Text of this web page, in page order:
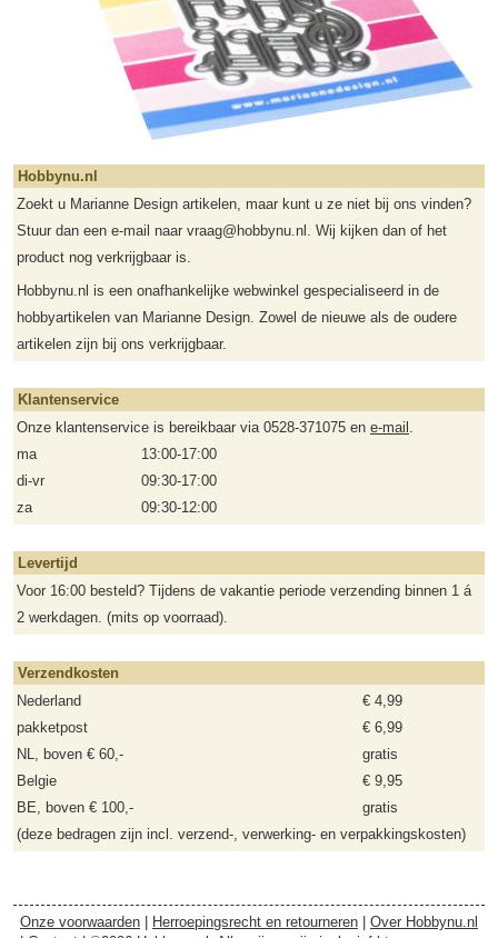
Hobbynu.nl
Zoekt u Marianne Design artikelen, maar kunt u ze niet bij ons vinden?
Stuur dan een e-mail naar vraag@hobbynu.nl. Wij kijken dan of het
product nog verkrijgbaar is.
Hobbynu.nl is een onafhankelijke webwinkel gespecialiseerd in de
hobbyartikelen van Marianne Design. Zowel de nieuwe als de oudere
artikelen zijn bij ons verkrijgbaar.
Klantenservice
Onze klantenservice is bereikbaar via 0528-371075 en e-mail .
ma
13:00-17:00
di-vr
09:30-17:00
za
09:30-12:00
Levertijd
Voor 16:00 besteld? Tijdens de vakantie periode verzending binnen 1 á
2 werkdagen. (mits op voorraad).
Verzendkosten
Nederland
€ 4,99
pakketpost
€ 6,99
NL, boven € 60,-
gratis
Belgie
€ 9,95
BE, boven € 100,-
gratis
(deze bedragen zijn incl. verzend-, verwerking- en verpakkingskosten)
Onze voorwaarden Herroepingsrecht en retourneren
Over Hobbynu.nl